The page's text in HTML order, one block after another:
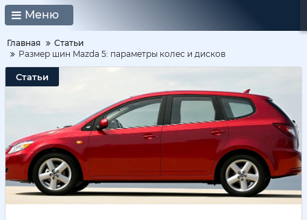
Меню
Главная
Статьи
Размер шин Mazda 5: параметры колес и дисков
Статьи